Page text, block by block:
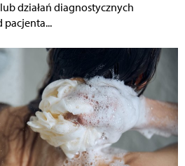
działań diagnostycznych
pacjenta...